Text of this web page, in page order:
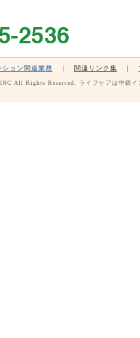
ション関連業務 ｜ 関連リンク集 ｜
All Rights Reserved. ライフケアは中銀イ